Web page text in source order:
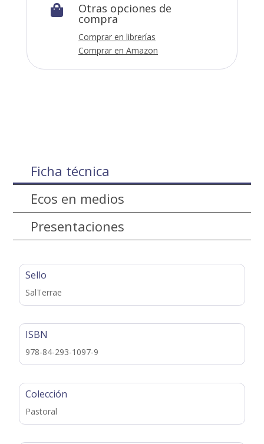
 Otras opciones de
compra
Comprar en librerías
Comprar en Amazon
Ficha técnica
Ecos en medios
Presentaciones
Sello
SalTerrae
ISBN
978-84-293-1097-9
Colección
Pastoral